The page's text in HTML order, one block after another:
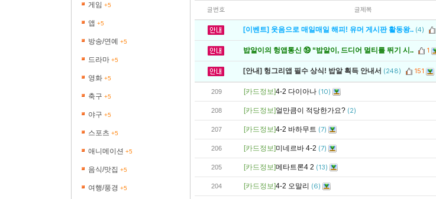
게임 +5
앱 +5
방송/연예 +5
드라마 +5
영화 +5
축구 +5
야구 +5
스포츠 +5
애니메이션 +5
음식/맛집 +5
여행/풍경 +5
글번호 글제목
[이벤트] 웃음으로 매일매일 해피! 유머 게시판 활동왕.. (4)
밥알이의 헝앱통신 ⑲ “밥알이, 드디어 멀티를 뛰기 시.. 1
[안내] 헝그리앱 필수 상식! 밥알 획득 안내서 (248) 151
209 [카드정보]4-2 다이아나 (10)
208 [카드정보]얼만큼이 적당한가요? (2)
207 [카드정보]4-2 바하무트 (7)
206 [카드정보]미네르바 4-2 (7)
205 [카드정보]메타트론4 2 (13)
204 [카드정보]4-2 오말리 (6)